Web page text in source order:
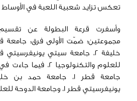
تعكس تزايد شعبية اللعبة في الأوساط
وأسفرت قرعة البطولة عن
للعلوم والتكنولوجيا
يونيفرسيتي قطر 1، وجامعة الدوحة للعلوم والتكنولوجيا 1.